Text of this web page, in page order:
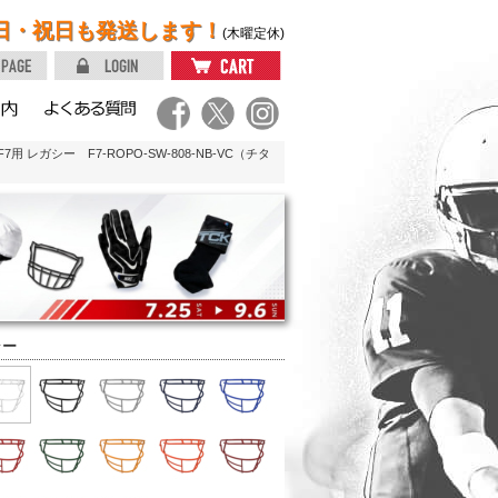
・祝日も発送します！ (木曜定休)
レガシー F7-ROPO-SW-808-NB-VC（チタ